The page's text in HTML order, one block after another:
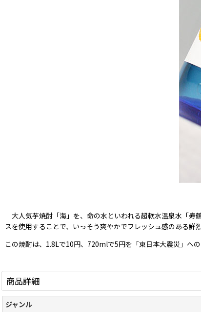
大人気芋焼酎「海」を、命の水といわれる超軟水温泉水「寿
スを使用することで、いっそう爽やかでフレッシュ感のある鮮
この焼酎は、1.8Lで10円、720mlで5円を「東日本大震災」へ
商品詳細
ジャンル